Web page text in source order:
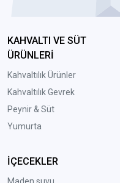
KAHVALTI VE SÜT
ÜRÜNLERİ
Kahvaltılık Ürünler
Kahvaltılık Gevrek
Peynir & Süt
Yumurta
İÇECEKLER